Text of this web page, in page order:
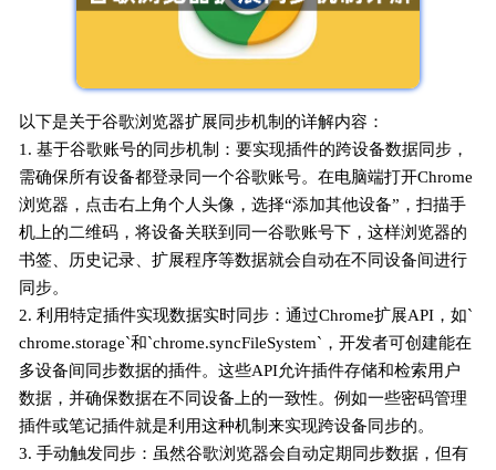
以下是关于谷歌浏览器扩展同步机制的详解内容：
1. 基于谷歌账号的同步机制：要实现插件的跨设备数据同步，
需确保所有设备都登录同一个谷歌账号。在电脑端打开Chrome
浏览器，点击右上角个人头像，选择“添加其他设备”，扫描手
机上的二维码，将设备关联到同一谷歌账号下，这样浏览器的
书签、历史记录、扩展程序等数据就会自动在不同设备间进行
同步。
2. 利用特定插件实现数据实时同步：通过Chrome扩展API，如`
chrome.storage`和`chrome.syncFileSystem`，开发者可创建能在
多设备间同步数据的插件。这些API允许插件存储和检索用户
数据，并确保数据在不同设备上的一致性。例如一些密码管理
插件或笔记插件就是利用这种机制来实现跨设备同步的。
3. 手动触发同步：虽然谷歌浏览器会自动定期同步数据，但有